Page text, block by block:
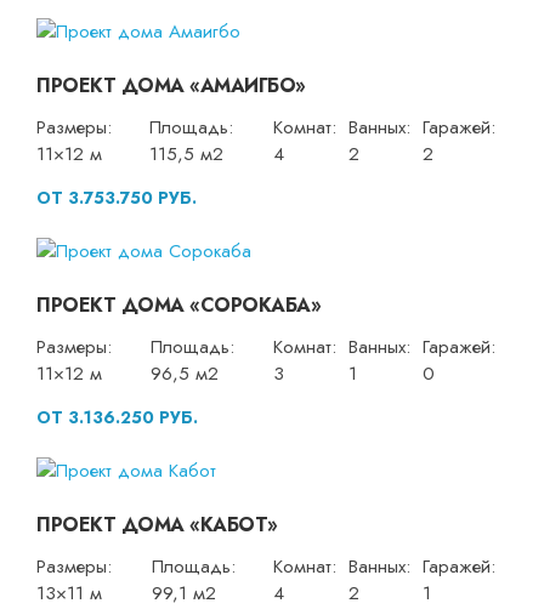
ПРОЕКТ ДОМА «АМАИГБО»
Размеры:
11×12 м
Площадь:
115,5 м2
Комнат:
4
Ванных:
2
Гаражей:
2
ОТ 3.753.750 РУБ.
ПРОЕКТ ДОМА «СОРОКАБА»
Размеры:
11×12 м
Площадь:
96,5 м2
Комнат:
3
Ванных:
1
Гаражей:
0
ОТ 3.136.250 РУБ.
ПРОЕКТ ДОМА «КАБОТ»
Размеры:
13×11 м
Площадь:
99,1 м2
Комнат:
4
Ванных:
2
Гаражей:
1